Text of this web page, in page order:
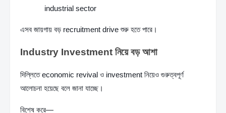
industrial sector
এসব জায়গায় বড় recruitment drive শুরু হতে পারে।
Industry Investment নিয়ে বড় আশা
দিল্লিতে economic revival ও investment নিয়েও গুরুত্বপূর্ণ
আলোচনা হয়েছে বলে জানা যাচ্ছে।
বিশেষ করে—